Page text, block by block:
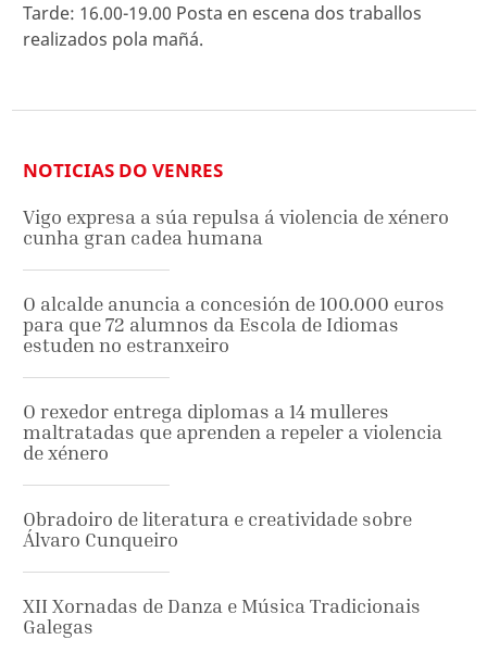
Tarde: 16.00-19.00 Posta en escena dos traballos
realizados pola mañá.
NOTICIAS DO VENRES
Vigo expresa a súa repulsa á violencia de xénero
cunha gran cadea humana
O alcalde anuncia a concesión de 100.000 euros
para que 72 alumnos da Escola de Idiomas
estuden no estranxeiro
O rexedor entrega diplomas a 14 mulleres
maltratadas que aprenden a repeler a violencia
de xénero
Obradoiro de literatura e creatividade sobre
Álvaro Cunqueiro
XII Xornadas de Danza e Música Tradicionais
Galegas